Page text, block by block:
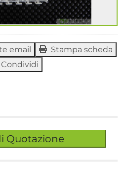
email
Stampa scheda
Condividi
Quotazione